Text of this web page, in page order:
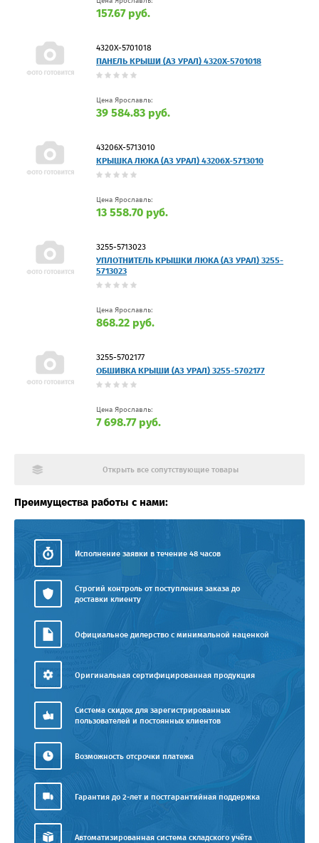
157.67 руб.
4320Х-5701018
ПАНЕЛЬ КРЫШИ (АЗ УРАЛ) 4320Х-5701018
Цена Ярославль:
39 584.83 руб.
43206Х-5713010
КРЫШКА ЛЮКА (АЗ УРАЛ) 43206Х-5713010
Цена Ярославль:
13 558.70 руб.
3255-5713023
УПЛОТНИТЕЛЬ КРЫШКИ ЛЮКА (АЗ УРАЛ) 3255-
5713023
Цена Ярославль:
868.22 руб.
3255-5702177
ОБШИВКА КРЫШИ (АЗ УРАЛ) 3255-5702177
Цена Ярославль:
7 698.77 руб.
Открыть все сопутствующие товары
Преимущества работы с нами:
Исполнение заявки в течение 48 часов
Строгий контроль от поступления заказа до
доставки клиенту
Официальное дилерство с минимальной наценкой
Оригинальная сертифицированная продукция
Система скидок для зарегистрированных
пользователей и постоянных клиентов
Возможность отсрочки платежа
Гарантия до 2-лет и постгарантийная поддержка
Автоматизированная система складского учёта